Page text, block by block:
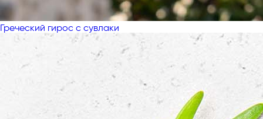
Греческий гирос с сувлаки